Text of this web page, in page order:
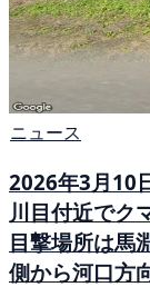
ニュース
2026年3月10
川目付近でク
目撃場所は馬
側から河口方